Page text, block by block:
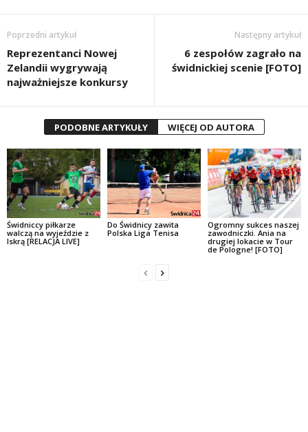
Poprzedni artykuł
Reprezentanci Nowej
Zelandii wygrywają
najważniejsze konkursy
Następny artykuł
6 zespołów zagrało na
świdnickiej scenie [FOTO]
PODOBNE ARTYKUŁY WIĘCEJ OD AUTORA
Świdniccy piłkarze
walczą na wyjeździe z
Iskrą [RELACJA LIVE]
Do Świdnicy zawita
Polska Liga Tenisa
Ogromny sukces naszej
zawodniczki. Ania na
drugiej lokacie w Tour
de Pologne! [FOTO]